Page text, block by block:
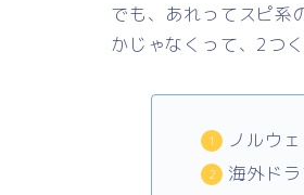
でも、あれってスピ系
かじゃなくって、2つ
ノルウ
海外ド